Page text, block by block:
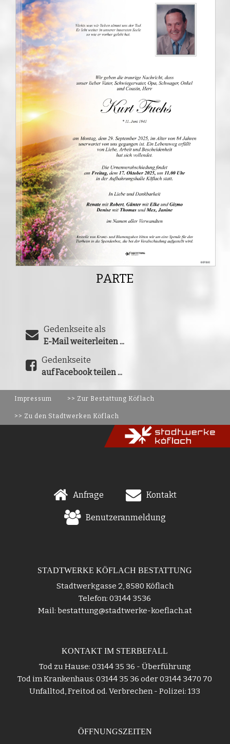
PARTE
Gedenkseite als
E-Mail weiterleiten ...
Gedenkseite
auf Facebook teilen ...
Impressum >> Zur Bestattung Köflach
>> Zu den Stadtwerken Köflach
Anfrage Kontakt
Benutzeranmeldung
STADTWERKE KÖFLACH BESTATTUNG
Stadtwerkgasse 2, 8580 Köflach
Telefon: 03144 3536
Mail: bestattung@stadtwerke-koeflach.at
KONTAKT IM STERBEFALL
Tod zu Hause: 03144 35 36 - Überführung
Tod im Krankenhaus: 03144 35 36 oder 03144 3470 70
Unfalltod, Freitod od. Verbrechen - Polizei: 133
ÖFFNUNGSZEITEN